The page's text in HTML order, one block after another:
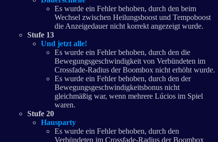
Es wurde ein Fehler behoben, durch den beim
Wechsel zwischen Heilungsboost und Tempoboost
die Anzeigedauer nicht korrekt angezeigt wurde.
Stufe 13
Und jetzt alle!
Es wurde ein Fehler behoben, durch den die
Bewegungsgeschwindigkeit von Verbündeten im
Crossfade-Radius der Boombox nicht erhöht wurde.
Es wurde ein Fehler behoben, durch den der
Bewegungsgeschwindigkeitsbonus nicht
gleichmäßig war, wenn mehrere Lúcios im Spiel
waren.
Stufe 20
Hausparty
Es wurde ein Fehler behoben, durch den
Verbündeten im Crossfade-Radius der Boombox